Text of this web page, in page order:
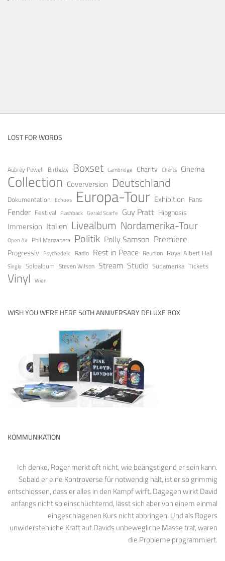
LOST FOR WORDS
Aubrey Powell Birthday Boxset Cambridge Charity Charts Cinema
Collection Coverversion Deutschland
Dokumentation Echoes Europa-Tour Exhibition Fans
Fender Festival Flashback Gerald Scarfe Guy Pratt Hipgnosis
Immersion Italien Livealbum Nordamerika-Tour
Open Air Phil Manzanera Politik Polly Samson Premiere
Progressiv Psychedelic Radio Rest in Peace Reunion Royal Albert Hall
Single Soloalbum Steven Wilson Stream Studio Südamerika Tickets
Vinyl Wien
WISH YOU WERE HERE 50TH ANNIVERSARY DELUXE BOX
KOMMUNIKATION
Ich denke, Roger merkt oft nicht, wie beängstigend er sein kann.
Sobald er eine Kontroverse für notwendig hält, ist er so grimmig
entschlossen, dass er alles in den Kampf wirft. Dagegen wirkt David
anfangs nicht so einschüchternd, lässt sich aber von einem einmal
eingeschlagenen Kurs nicht abbringen. Und als Rogers
unwiderstehliche Kraft auf Davids unbewegliche Masse traf, waren
die Probleme programmiert.